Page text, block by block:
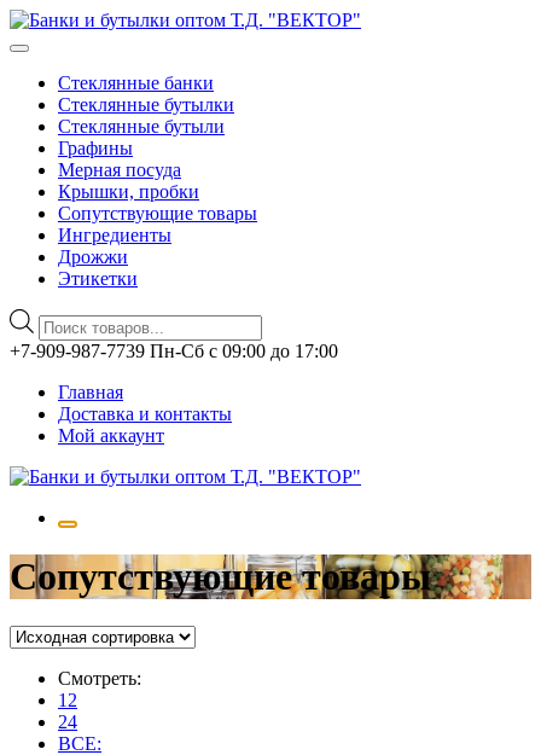
Стеклянные банки
Стеклянные бутылки
Стеклянные бутыли
Графины
Мерная посуда
Крышки, пробки
Сопутствующие товары
Ингредиенты
Дрожжи
Этикетки
Поиск
товаров
Перейти
содержимому
+7-909-987-7739 Пн-Сб с 09:00 до 17:00
Главная
Доставка и контакты
Мой аккаунт
Сопутствующие товары
Смотреть:
12
24
ВСЕ: